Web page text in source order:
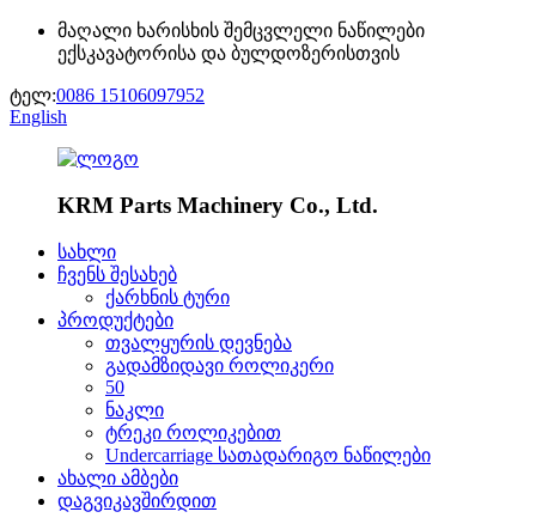
მაღალი ხარისხის შემცვლელი ნაწილები
ექსკავატორისა და ბულდოზერისთვის
ტელ:0086 15106097952
English
KRM Parts Machinery Co., Ltd.
სახლი
ჩვენს შესახებ
ქარხნის ტური
პროდუქტები
თვალყურის დევნება
გადამზიდავი როლიკერი
50
ნაკლი
ტრეკი როლიკებით
Undercarriage სათადარიგო ნაწილები
ახალი ამბები
დაგვიკავშირდით